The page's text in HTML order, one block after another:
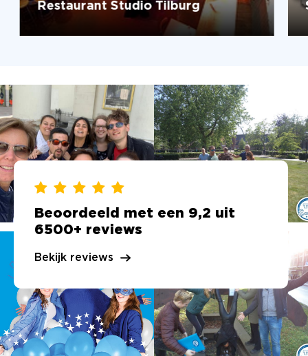
Restaurant Studio Tilburg
Beoordeeld met een 9,2 uit
6500+ reviews
Bekijk reviews